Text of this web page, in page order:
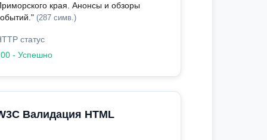
края. Анонсы и обзоры
(287 симв.)
статус
- Успешно
Валидация HTML